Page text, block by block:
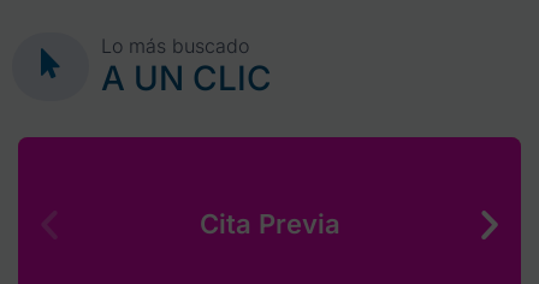
Lo más buscado
A UN CLIC
Cita Previa